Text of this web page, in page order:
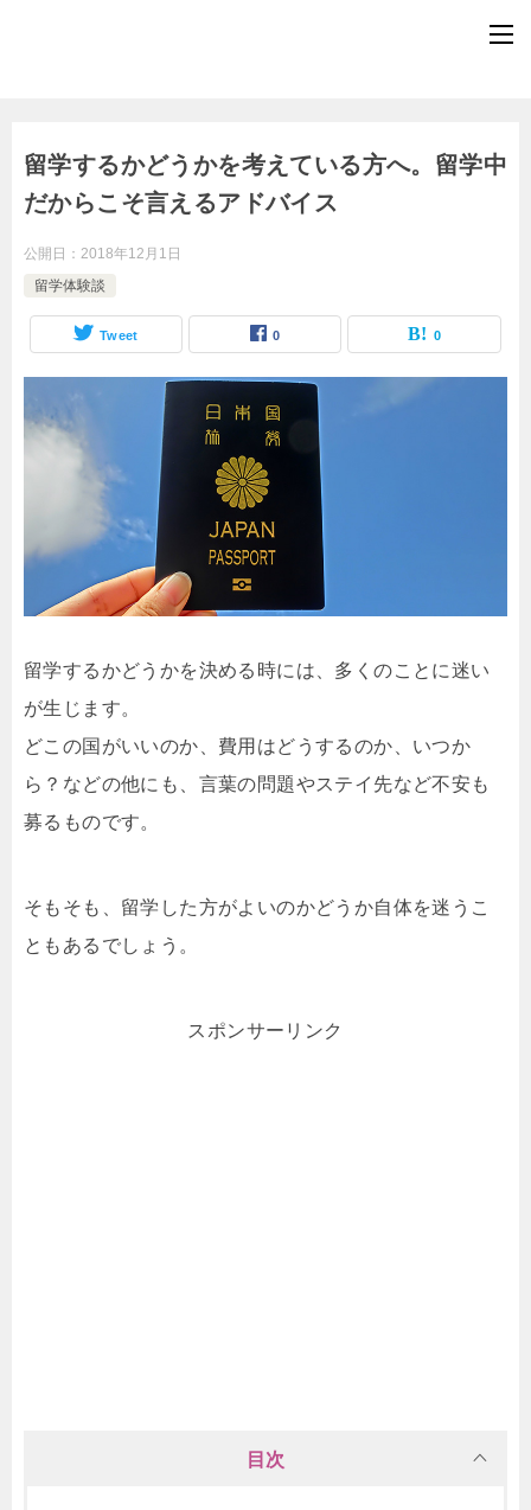
留学するかどうかを考えている方へ。留学中
だからこそ言えるアドバイス
公開日： 2018年12月1日
留学体験談
Tweet 0 0
留学するかどうかを決める時には、多くのことに迷い
が生じます。
どこの国がいいのか、費用はどうするのか、いつか
ら？などの他にも、言葉の問題やステイ先など不安も
募るものです。
そもそも、留学した方がよいのかどうか自体を迷うこ
ともあるでしょう。
スポンサーリンク
目次